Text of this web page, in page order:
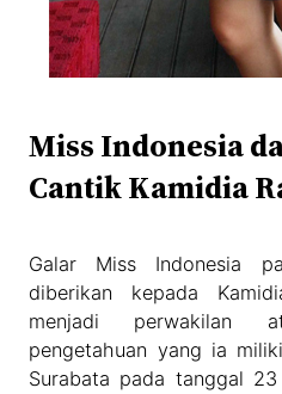
Miss Indonesia
Cantik Kamidia
Galar Miss Indonesia
diberikan kepada
menjadi perwakilan
pengetahuan yang ia
Surabata pada tanggal